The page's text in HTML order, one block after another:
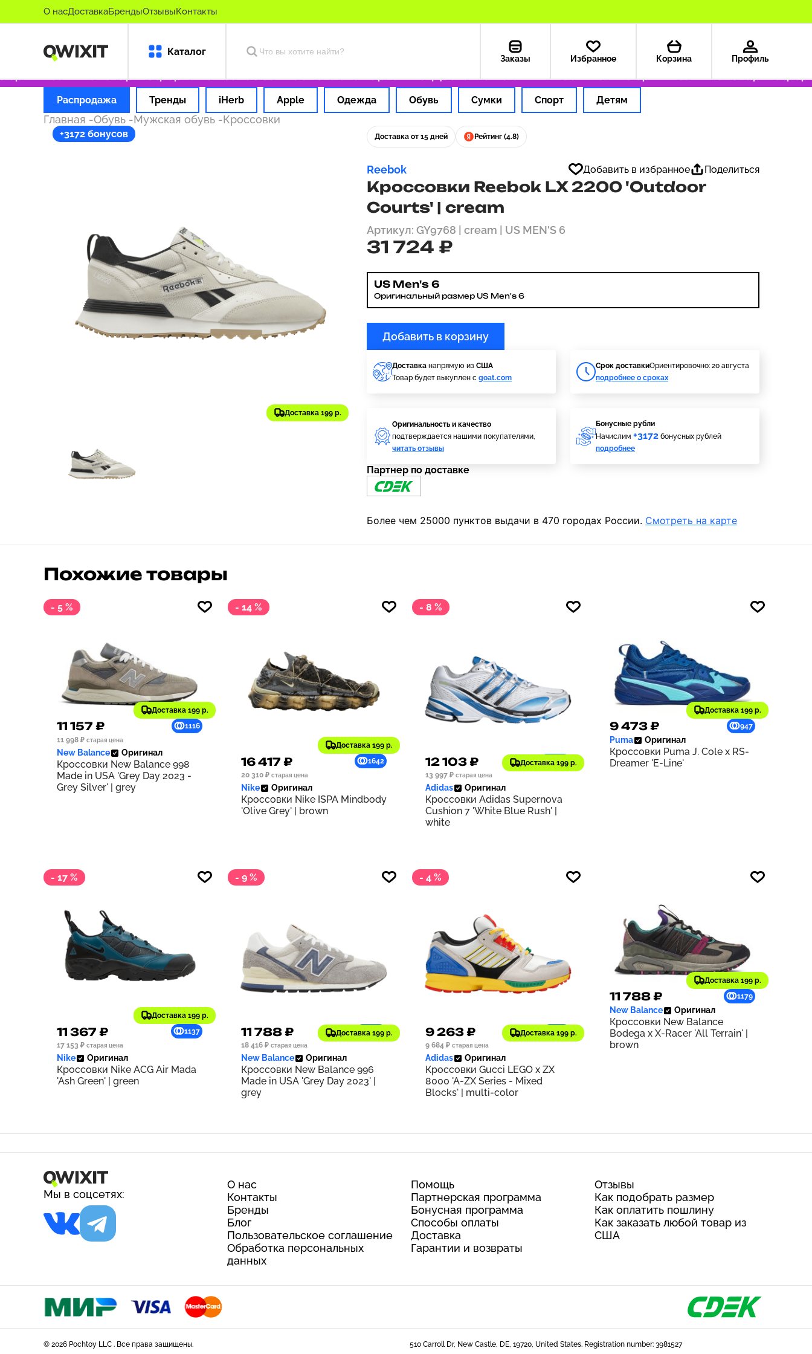
О насДоставкаБрендыОтзывыКонтакты
Каталог
Заказы Избранное Корзина Профиль
товары Оформляем заказ за 1 час Оплата картой РФ Доставка из США — 199 ₽ Только оригинальные товары
Распродажа Тренды iHerb Apple Одежда Обувь Сумки Спорт Детям
Главная -Обувь -Мужская обувь -Кроссовки
+3172 бонусов
Доставка 199 р.
Доставка от 15 дней Рейтинг (4.8)
Reebok Добавить в избранное Поделиться
Кроссовки Reebok LX 2200 'Outdoor
Courts' | cream
Артикул: GY9768 | cream | US MEN'S 6
31 724 ₽
US Men's 6
Оригинальный размер US Men's 6
Добавить в корзину
Доставка напрямую из США
Товар будет выкуплен с goat.com
Cрок доставкиОриентировочно: 20 августа
подробнее о сроках
Оригинальность и качество
подтверждается нашими покупателями,
читать отзывы
Бонусные рубли
Начислим +3172 бонусных рублей
подробнее
Партнер по доставке
Более чем 25000 пунктов выдачи в 470 городах России. Смотреть на карте
Похожие товары
- 5 %
Доставка 199 р.
11 157 ₽
1116
11 998 ₽ старая цена
New Balance Оригинал
Кроссовки New Balance 998
Made in USA 'Grey Day 2023 -
Grey Silver' | grey
- 14 %
Доставка 199 р.
16 417 ₽
1642
20 310 ₽ старая цена
Nike Оригинал
Кроссовки Nike ISPA Mindbody
'Olive Grey' | brown
- 8 %
Доставка 199 р.
12 103 ₽
1210
13 997 ₽ старая цена
Adidas Оригинал
Кроссовки Adidas Supernova
Cushion 7 'White Blue Rush' |
white
Доставка 199 р.
9 473 ₽ 947
Puma Оригинал
Кроссовки Puma J. Cole x RS-
Dreamer 'E-Line'
- 17 %
Доставка 199 р.
11 367 ₽
1137
17 153 ₽ старая цена
Nike Оригинал
Кроссовки Nike ACG Air Mada
'Ash Green' | green
- 9 %
Доставка 199 р.
11 788 ₽
1179
18 416 ₽ старая цена
New Balance Оригинал
Кроссовки New Balance 996
Made in USA 'Grey Day 2023' |
grey
- 4 %
Доставка 199 р.
9 263 ₽
926
9 684 ₽ старая цена
Adidas Оригинал
Кроссовки Gucci LEGO x ZX
8000 'A-ZX Series - Mixed
Blocks' | multi-color
Доставка 199 р.
11 788 ₽ 1179
New Balance Оригинал
Кроссовки New Balance
Bodega x X-Racer 'All Terrain' |
brown
Мы в соцсетях:
О нас
Контакты
Бренды
Блог
Пользовательское соглашение
Обработка персональных
данных
Помощь
Партнерская программа
Бонусная программа
Способы оплаты
Доставка
Гарантии и возвраты
Отзывы
Как подобрать размер
Как оплатить пошлину
Как заказать любой товар из
США
© 2026 Pochtoy LLC . Все права защищены. 510 Carroll Dr, New Castle, DE, 19720, United States. Registration number: 3981527